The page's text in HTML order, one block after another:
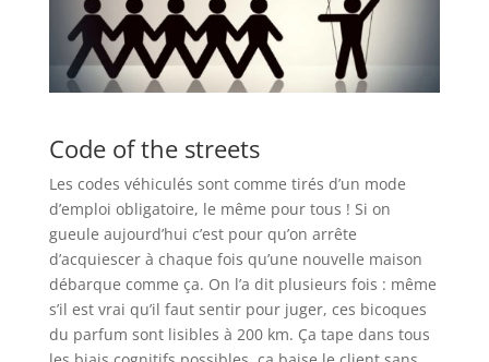
Code of the streets
Les codes véhiculés sont comme tirés d’un mode
d’emploi obligatoire, le même pour tous ! Si on
gueule aujourd’hui c’est pour qu’on arrête
d’acquiescer à chaque fois qu’une nouvelle maison
débarque comme ça. On l’a dit plusieurs fois : même
s’il est vrai qu’il faut sentir pour juger, ces bicoques
du parfum sont lisibles à 200 km. Ça tape dans tous